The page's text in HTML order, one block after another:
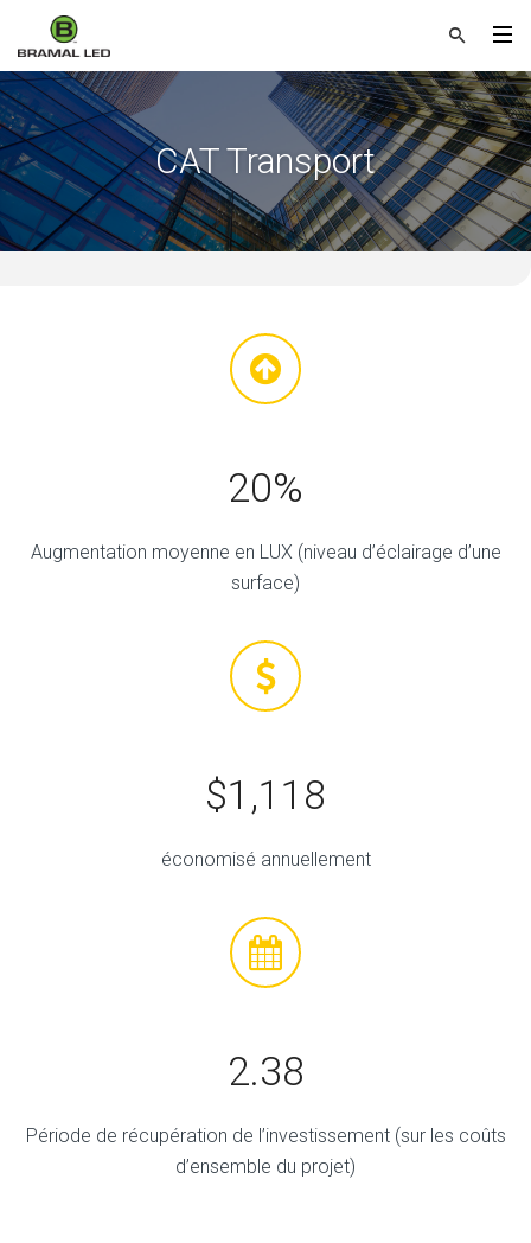
CAT Transport
20%
Augmentation moyenne en LUX (niveau d’éclairage d’une
surface)
$1,118
économisé annuellement
2.38
Période de récupération de l’investissement (sur les coûts
d’ensemble du projet)